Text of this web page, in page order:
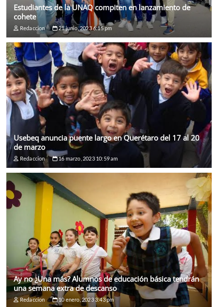
Estudiantes de la UNAQ compiten en lanzamiento de
cohete
Redaccion 21 junio, 2023 6:15 pm
Usebeq anuncia puente largo en Querétaro del 17 al 20
de marzo
Redaccion 16 marzo, 2023 10:59 am
Ay no ¿Una más? Alumnos de educación básica tendrán
una semana extra de descanso
Redaccion 10 enero, 2023 3:43 pm